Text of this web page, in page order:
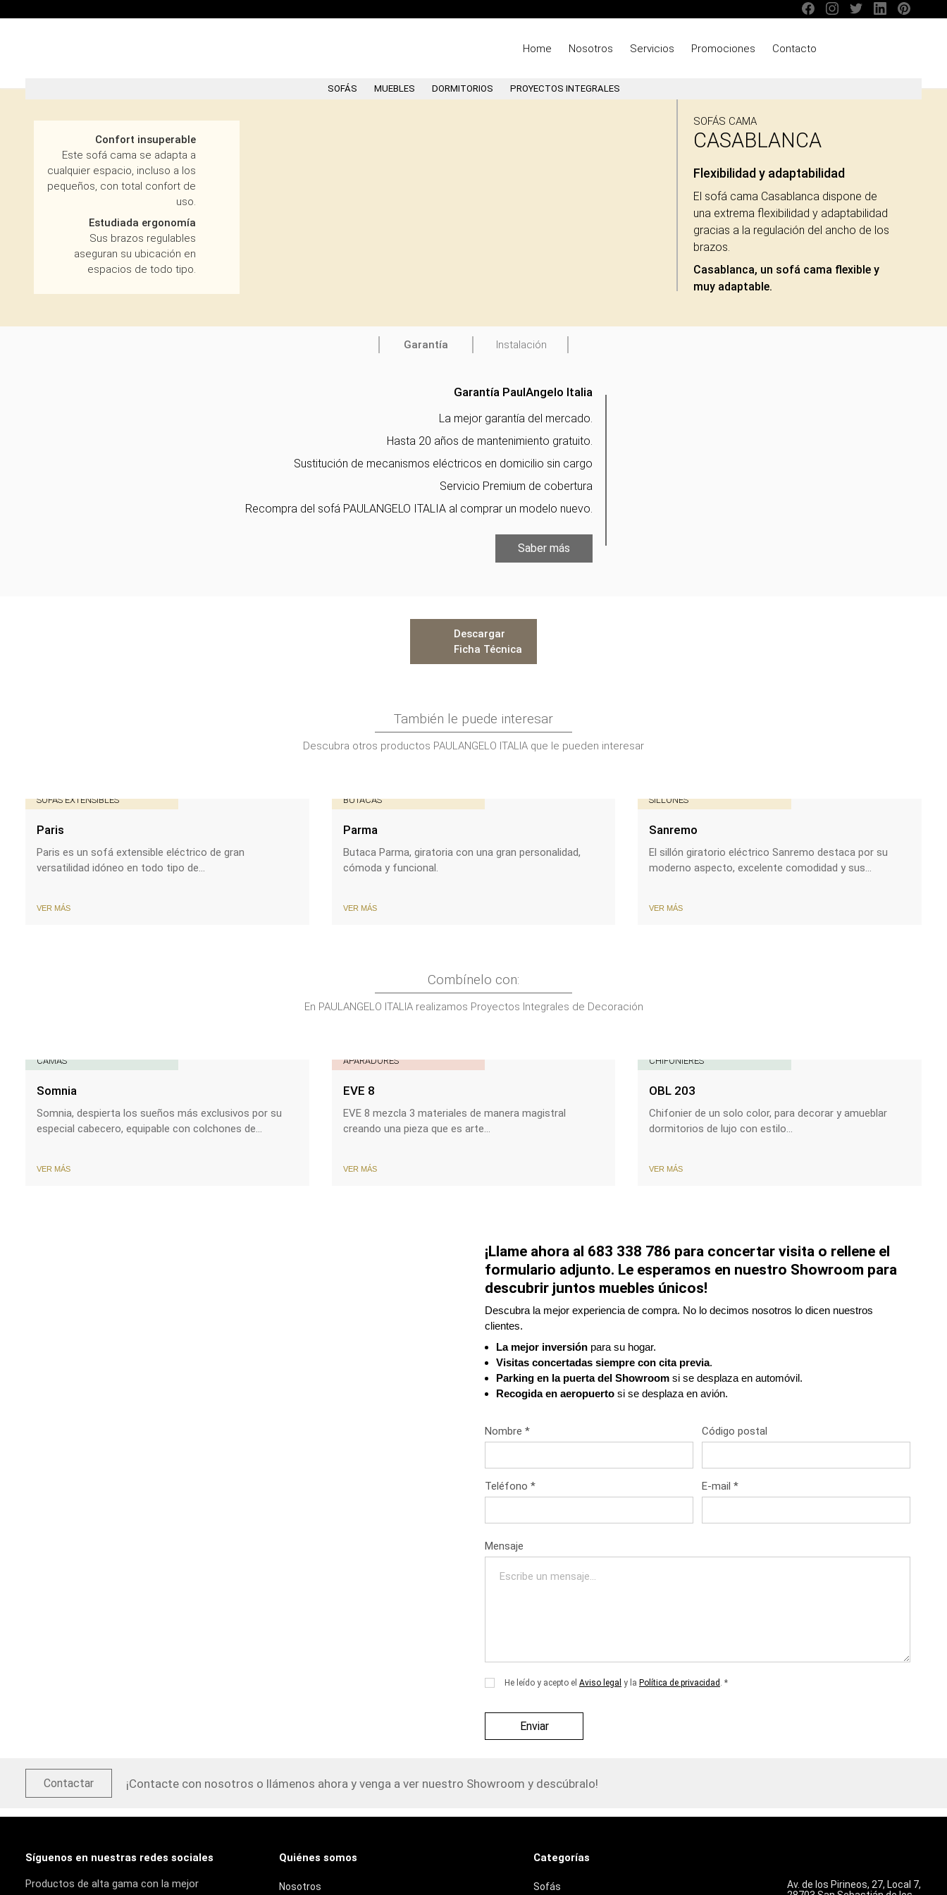
Home Nosotros Servicios Promociones Contacto
SOFÁS MUEBLES DORMITORIOS PROYECTOS INTEGRALES
Confort insuperable
Este sofá cama se adapta a
cualquier espacio, incluso a los
pequeños, con total confort de
uso.
Estudiada ergonomía
Sus brazos regulables
aseguran su ubicación en
espacios de todo tipo.
SOFÁS CAMA
CASABLANCA
Flexibilidad y adaptabilidad
El sofá cama Casablanca dispone de
una extrema flexibilidad y adaptabilidad
gracias a la regulación del ancho de los
brazos.
Casablanca, un sofá cama flexible y
muy adaptable.
Garantía Instalación
Garantía PaulAngelo Italia
La mejor garantía del mercado.
Hasta 20 años de mantenimiento gratuito.
Sustitución de mecanismos eléctricos en domicilio sin cargo
Servicio Premium de cobertura
Recompra del sofá PAULANGELO ITALIA al comprar un modelo nuevo.
Saber más
Descargar
Ficha Técnica
También le puede interesar
Descubra otros productos PAULANGELO ITALIA que le pueden interesar
SOFÁS EXTENSIBLES
Paris
Paris es un sofá extensible eléctrico de gran
versatilidad idóneo en todo tipo de...
VER MÁS
BUTACAS
Parma
Butaca Parma, giratoria con una gran personalidad,
cómoda y funcional.
VER MÁS
SILLONES
Sanremo
El sillón giratorio eléctrico Sanremo destaca por su
moderno aspecto, excelente comodidad y sus...
VER MÁS
Combínelo con:
En PAULANGELO ITALIA realizamos Proyectos Integrales de Decoración
CAMAS
Somnia
Somnia, despierta los sueños más exclusivos por su
especial cabecero, equipable con colchones de...
VER MÁS
APARADORES
EVE 8
EVE 8 mezcla 3 materiales de manera magistral
creando una pieza que es arte...
VER MÁS
CHIFONIERES
OBL 203
Chifonier de un solo color, para decorar y amueblar
dormitorios de lujo con estilo...
VER MÁS
¡Llame ahora al 683 338 786 para concertar visita o rellene el
formulario adjunto. Le esperamos en nuestro Showroom para
descubrir juntos muebles únicos!
Descubra la mejor experiencia de compra. No lo decimos nosotros lo dicen nuestros
clientes.
La mejor inversión para su hogar.
Visitas concertadas siempre con cita previa.
Parking en la puerta del Showroom si se desplaza en automóvil.
Recogida en aeropuerto si se desplaza en avión.
Nombre * Código postal
Teléfono * E-mail *
Por
favor,
deja
este
Mensaje
He leído y acepto el Aviso legal y la Política de privacidad . *
Contactar ¡Contacte con nosotros o llámenos ahora y venga a ver nuestro Showroom y descúbralo!
Síguenos en nuestras redes sociales
Productos de alta gama con la mejor
Quiénes somos
Nosotros
Categorías
Sofás
Av. de los Pirineos, 27, Local 7,